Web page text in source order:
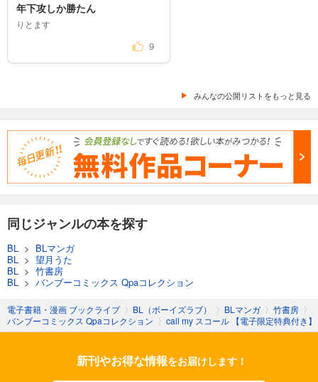
年下攻しか勝たん
りとます
9
みんなの公開リストをもっと見る
同じジャンルの本を探す
BL > BLマンガ
BL > 望月うた
BL > 竹書房
BL > バンブーコミックス Qpaコレクション
電子書籍・漫画 ブックライブ 〉 BL（ボーイズラブ） 〉 BLマンガ 〉 竹書房 〉
バンブーコミックス Qpaコレクション 〉 call my スコール 【電子限定特典付き】
新刊やお得な情報をお届けします！